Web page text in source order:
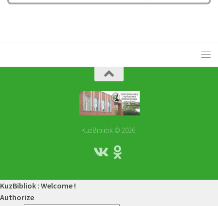
KuzBibliok © 2026.
KuzBibliok : Welcome !
Authorize